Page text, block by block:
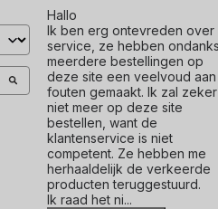
Hallo
Ik ben erg ontevreden over
service, ze hebben
meerdere bestellingen op
deze site een veelvoud aan
fouten gemaakt. Ik zal zeker
niet meer op deze site
bestellen, want de
klantenservice is niet
competent. Ze hebben me
herhaaldelijk de verkeerde
producten teruggestuurd.
Ik raad het ni...